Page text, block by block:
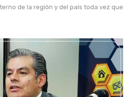
de la región y del país toda vez que